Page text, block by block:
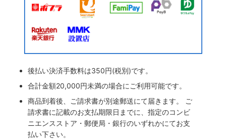
後払い決済手数料は350円(税別)です。
合計金額20,000円未満の場合にご利用可能です。
商品到着後、ご請求書が別途郵送にて届きます。 ご
請求書に記載のお支払期限日までに、指定のコンビ
ニエンスストア・郵便局・銀行のいずれかにてお支
払い下さい。